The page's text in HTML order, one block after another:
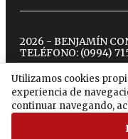
Utilizamos cookies
experiencia de
continuar navegando,
2026 - BENJAMÍN
TELÉFONO: (0994)
twitter